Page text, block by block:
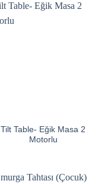
Tilt Table- Eğik Masa 2
Motorlu